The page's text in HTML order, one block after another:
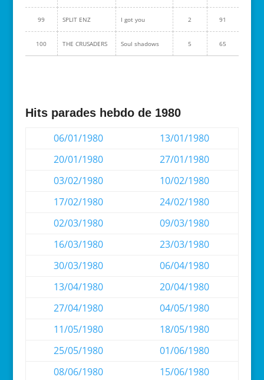
99 SPLIT ENZ I got you 2 91
100 THE CRUSADERS Soul shadows 5 65
Hits parades hebdo de 1980
06/01/1980
13/01/1980
20/01/1980
27/01/1980
03/02/1980
10/02/1980
17/02/1980
24/02/1980
02/03/1980
09/03/1980
16/03/1980
23/03/1980
30/03/1980
06/04/1980
13/04/1980
20/04/1980
27/04/1980
04/05/1980
11/05/1980
18/05/1980
25/05/1980
01/06/1980
08/06/1980
15/06/1980